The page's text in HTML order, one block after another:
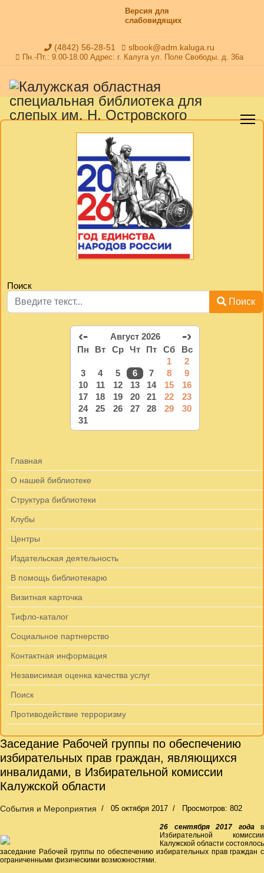
Версия для
слабовидящих
(4842) 56-28-51 slbook@adm.kaluga.ru
Пн.-Пт.: 9.00-18.00 Адрес: г. Калуга ул. Поле Свободы. д. 36а
Поиск
Поиск
‹- Август 2026 -›
Пн Вт Ср Чт Пт Сб
Вс
1
2
3
4 5 6 7 8
9
10
11 12 13 14 15
16
17
18 19 20 21 22
23
24
25 26 27 28 29
30
31
Главная
О нашей библиотеке
Структура библиотеки
Клубы
Центры
Издательская деятельность
В помощь библиотекарю
Визитная карточка
Тифло-каталог
Социальное партнерство
Контактная информация
Независимая оценка качества услуг
Поиск
Противодействие терроризму
Заседание Рабочей группы по обеспечению
избирательных прав граждан, являющихся
инвалидами, в Избирательной комиссии
Калужской области
События и Мероприятия 05 октября 2017 Просмотров: 802
26 сентября 2017 годав
Избирательной комиссии
Калужской области состоялось
заседание Рабочей группы по обеспечению избирательных прав граждан с
ограниченными физическими возможностями.